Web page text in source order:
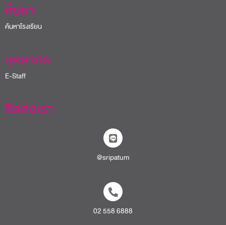
ค้นหา
ค้นหาโรงเรียน
บุคลากร
E-Staff
ติดต่อเรา
@sripatum
02 558 6888